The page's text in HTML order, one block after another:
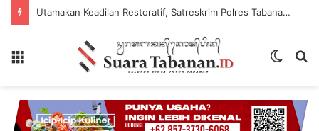
Utamakan Keadilan Restoratif, Satreskrim Polres Tabanan Gelar Perkara Kasus Penganiayaan Anak
Switch